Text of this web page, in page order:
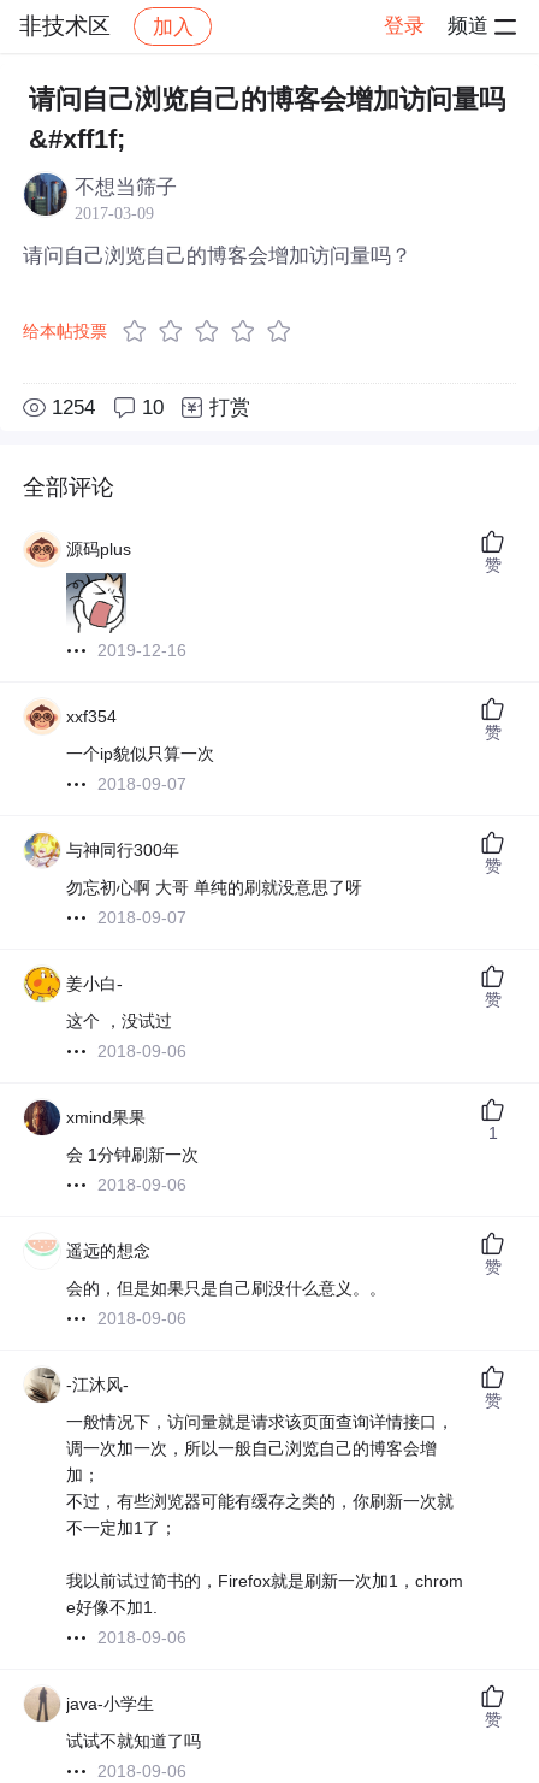
非技术区 加入 登录 频道
社区 非技术区 帖子详情
请问自己浏览自己的博客会增加访问量吗
&#xff1f;
不想当筛子
2017-03-09
请问自己浏览自己的博客会增加访问量吗？
给本帖投票
1254 10 打赏
全部评论
源码plus
2019-12-16
赞
xxf354
一个ip貌似只算一次
2018-09-07
赞
与神同行300年
勿忘初心啊 大哥 单纯的刷就没意思了呀
2018-09-07
赞
姜小白-
这个 ，没试过
2018-09-06
赞
xmind果果
会 1分钟刷新一次
2018-09-06
1
遥远的想念
会的，但是如果只是自己刷没什么意义。。
2018-09-06
赞
-江沐风-
一般情况下，访问量就是请求该页面查询详情接口，
调一次加一次，所以一般自己浏览自己的博客会增
加；
不过，有些浏览器可能有缓存之类的，你刷新一次就
不一定加1了；
我以前试过简书的，Firefox就是刷新一次加1，chrom
e好像不加1.
2018-09-06
赞
java-小学生
试试不就知道了吗
2018-09-06
赞